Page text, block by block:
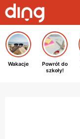
Wakacje
Powrót do
szkoły!